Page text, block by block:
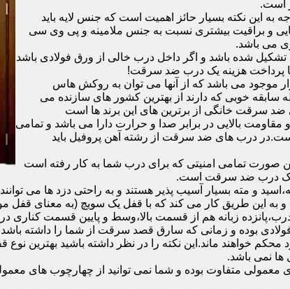
این نکته بسیار حائز اهمیت است که جنس لایه باید
و براقیت بیشتری نسبت به جنس ملامینه و پی وی سی
می باشد.
شده باشد و اگر داخل درب خالی از ورق فولادی باشد
با پرداخت هزینه یک درب ضد سرقت!
می باشد که از آنها می توان به روکش هاس
سابقه خوبی که دارند از بهترین کشور های سازنده می
سرقت خانگی از برترین های این برند ها است
بالایی در برابر صدا و حرارت دارا می باشد و تمامی
است.در درب های ضد سرقت از رشته آهن پروفیل باید
صورت تمامی امنیتی که برای درب شما به کار رفته است
یک درب ضد سرقت است.
و مته بسیار آسیب پذیر هستند و به راحتی دزد ها می
این در نمونه های 16 و 20 زبانه موجود است و به این طریق کار می کند که با
فولادی بوده و زمانی که سارق قصد سرقت از شما را داشته
محکم خواهند ماند.این نکته را در نظر داشته باشید
ها نمی باشد.
متفاوت بوده و شما نمی توانید از چهارچوب های معمولی